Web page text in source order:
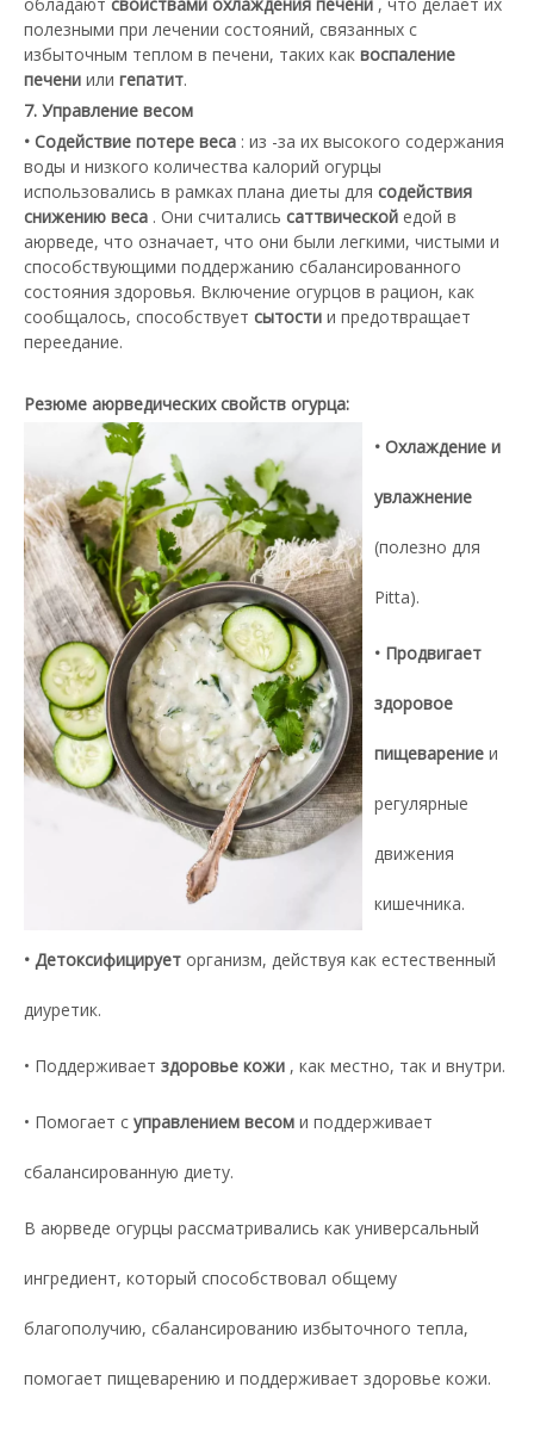
полезными при лечении состояний, связанных с
избыточным теплом в печени, таких как воспаление
печени или гепатит.
7. Управление весом
• Содействие потере веса : из -за их высокого содержания
воды и низкого количества калорий огурцы
использовались в рамках плана диеты для содействия
снижению веса . Они считались саттвической едой в
аюрведе, что означает, что они были легкими, чистыми и
способствующими поддержанию сбалансированного
состояния здоровья. Включение огурцов в рацион, как
сообщалось, способствует сытости и предотвращает
переедание.
Резюме аюрведических свойств огурца:
• Охлаждение и
увлажнение
(полезно для
Pitta).
• Продвигает
здоровое
пищеварение и
регулярные
движения
кишечника.
• Детоксифицирует организм, действуя как естественный
диуретик.
• Поддерживает здоровье кожи , как местно, так и внутри.
• Помогает с управлением весом и поддерживает
сбалансированную диету.
В аюрведе огурцы рассматривались как универсальный
ингредиент, который способствовал общему
благополучию, сбалансированию избыточного тепла,
помогает пищеварению и поддерживает здоровье кожи.